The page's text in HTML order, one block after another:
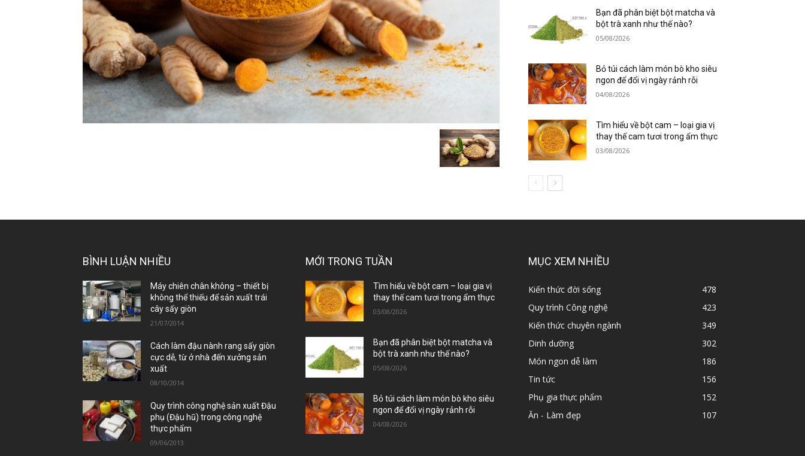
Bạn đã phân biệt bột matcha và
bột trà xanh như thế nào?
05/08/2026
Bỏ túi cách làm món bò kho siêu
ngon để đổi vị ngày rảnh rỗi
04/08/2026
Tìm hiểu về bột cam – loại gia vị
thay thế cam tươi trong ẩm thực
03/08/2026
BÌNH LUẬN NHIỀU
Máy chiên chân không – thiết bị
không thể thiếu để sản xuất trái
cây sấy giòn
21/07/2014
Cách làm đậu nành rang sấy giòn
cực dễ, từ ở nhà đến xưởng sản
xuất
08/10/2014
Quy trình công nghệ sản xuất Đậu
phụ (Đậu hũ) trong công nghệ
thực phẩm
09/06/2013
MỚI TRONG TUẦN
Tìm hiểu về bột cam – loại gia vị
thay thế cam tươi trong ẩm thực
03/08/2026
Bạn đã phân biệt bột matcha và
bột trà xanh như thế nào?
05/08/2026
Bỏ túi cách làm món bò kho siêu
ngon để đổi vị ngày rảnh rỗi
04/08/2026
MỤC XEM NHIỀU
Kiến thức đời sống
478
Quy trình Công nghệ
423
Kiến thức chuyên ngành
349
Dinh dưỡng
302
Món ngon dễ làm
186
Tin tức
156
Phụ gia thực phẩm
152
Ăn - Làm đẹp
107